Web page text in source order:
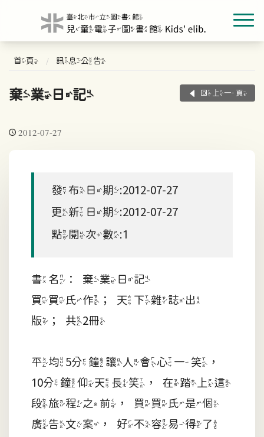
首頁 訊息公告
棄業日記 回上一頁
2012-07-27
發布日期:2012-07-27
更新日期:2012-07-27
點閱次數:1
書名：棄業日記
買買氏作；天下雜誌出
版；共2冊
平均5分鐘讓人會心一笑，
10分鐘仰天長笑，在踏上這
段旅程之前，買買氏是個
廣告文案，好不容易得了